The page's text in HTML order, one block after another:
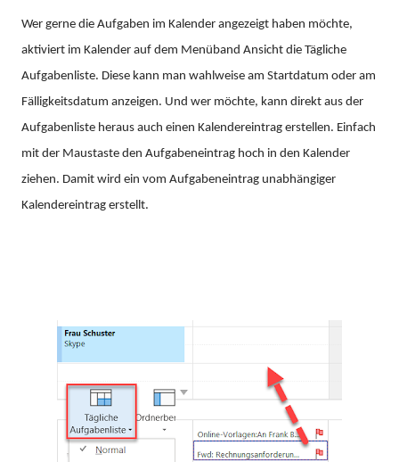
Wer gerne die Aufgaben im Kalender angezeigt haben möchte,
aktiviert im Kalender auf dem Menüband Ansicht die Tägliche
Aufgabenliste. Diese kann man wahlweise am Startdatum oder am
Fälligkeitsdatum anzeigen. Und wer möchte, kann direkt aus der
Aufgabenliste heraus auch einen Kalendereintrag erstellen. Einfach
mit der Maustaste den Aufgabeneintrag hoch in den Kalender
ziehen. Damit wird ein vom Aufgabeneintrag unabhängiger
Kalendereintrag erstellt.